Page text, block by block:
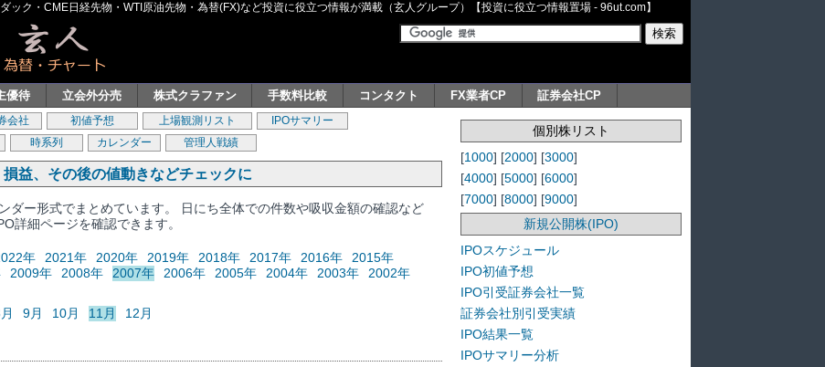
ック・CME日経先物・WTI原油先物・為替(FX)など投資に役立つ情報が満載（玄人グループ）【投資に役立つ情報置場 - 96ut.com】
優待 立会外分売 株式クラファン 手数料比較 コンタクト FX業者CP 証券会社CP
会社 初値予想 上場観測リスト
IPOサマリー
時系列 カレンダー 管理人戦績
益、その後の値動きなどチェックに
ダー形式でまとめています。 日にち全体での件数や吸収金額の確認など
詳細ページを確認できます。
年 2021年 2020年 2019年 2018年 2017年 2016年
2015年
2009年 2008年 2007年 2006年 2005年 2004年 2003年
2002年
9月 10月 11月 12月
個別株リスト
[1000] [2000] [3000]
[4000] [5000] [6000]
[7000] [8000] [9000]
新規公開株(IPO)
IPOスケジュール
IPO初値予想
IPO引受証券会社一覧
証券会社別引受実績
IPO結果一覧
IPOサマリー分析